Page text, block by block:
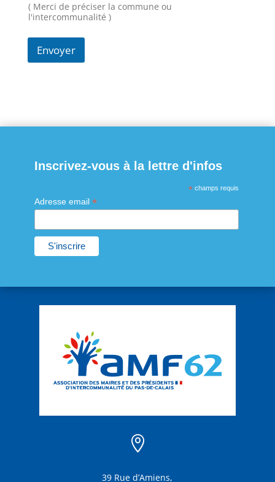
( Merci de préciser la commune ou
l'intercommunalité )
Envoyer
Inscrivez-vous à la lettre d'infos
* champs requis
Adresse email *

39 Rue d’Amiens,